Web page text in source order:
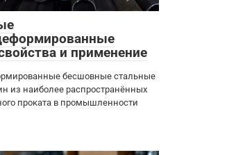
и применение
бесшовные стальные
из наиболее распространённых
проката в промышленности